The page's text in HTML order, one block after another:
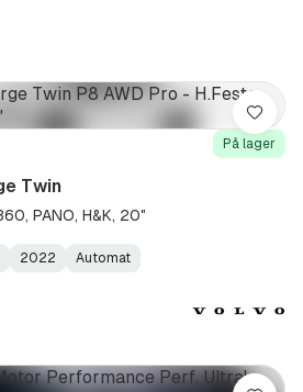
På lager
Twin
PANO, H&K, 20"
2022
Automat
Lagre